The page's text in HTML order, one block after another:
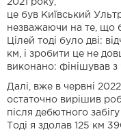
2021 року,
це був Київський
незважаючи на те, що
Цілей тоді було дві:
км, і зробити це не
виконано: фінішував
Далі, вже в червні
остаточно вирішив
після дебютного
Тоді я здолав 125 км